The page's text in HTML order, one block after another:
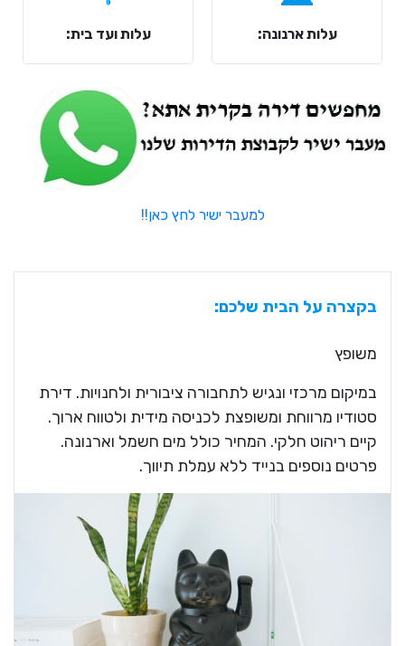
עלות ארנונה: עלות ועד בית:
למעבר ישיר לחץ כאן!!
בקצרה על הבית שלכם:
משופץ
במיקום מרכזי ונגיש לתחבורה ציבורית ולחנויות. דירת
סטודיו מרווחת ומשופצת לכניסה מידית ולטווח ארוך.
קיים ריהוט חלקי. המחיר כולל מים חשמל וארנונה.
פרטים נוספים בנייד ללא עמלת תיווך.